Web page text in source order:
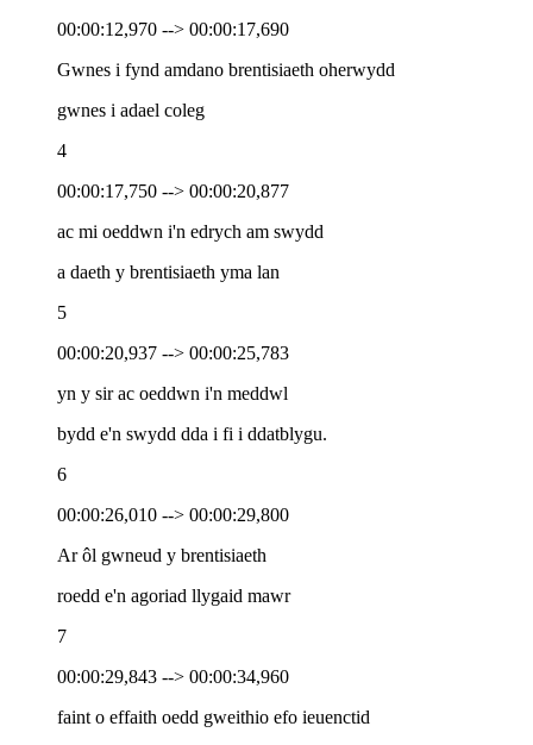
00:00:12,970 --> 00:00:17,690
Gwnes i fynd amdano brentisiaeth oherwydd
gwnes i adael coleg
4
00:00:17,750 --> 00:00:20,877
ac mi oeddwn i'n edrych am swydd
a daeth y brentisiaeth yma lan
5
00:00:20,937 --> 00:00:25,783
yn y sir ac oeddwn i'n meddwl
bydd e'n swydd dda i fi i ddatblygu.
6
00:00:26,010 --> 00:00:29,800
Ar ôl gwneud y brentisiaeth
roedd e'n agoriad llygaid mawr
7
00:00:29,843 --> 00:00:34,960
faint o effaith oedd gweithio efo ieuenctid